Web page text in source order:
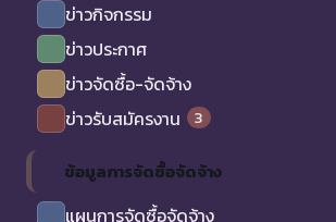
ข่าวกิจกรรม
ข่าวประกาศ
ข่าวจัดซื้อ-จัดจ้าง
ข่าวรับสมัครงาน
3
ข้อมูลการจัดซื้อจัดจ้าง
แผนการจัดซื้อจัดจ้าง